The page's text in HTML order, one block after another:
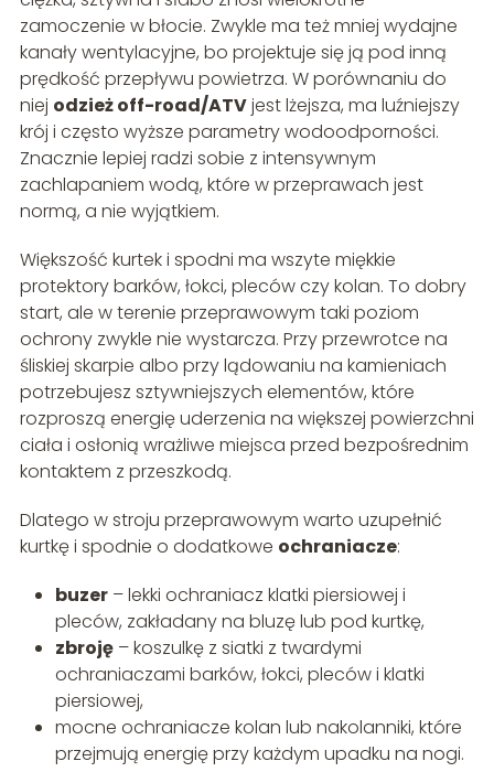
zamoczenie w błocie. Zwykle ma też mniej wydajne
kanały wentylacyjne, bo projektuje się ją pod inną
prędkość przepływu powietrza. W porównaniu do
niej odzież off-road/ATVjest lżejsza, ma luźniejszy
krój i często wyższe parametry wodoodporności.
Znacznie lepiej radzi sobie z intensywnym
zachlapaniem wodą, które w przeprawach jest
normą, a nie wyjątkiem.
Większość kurtek i spodni ma wszyte miękkie
protektory barków, łokci, pleców czy kolan. To dobry
start, ale w terenie przeprawowym taki poziom
ochrony zwykle nie wystarcza. Przy przewrotce na
śliskiej skarpie albo przy lądowaniu na kamieniach
potrzebujesz sztywniejszych elementów, które
rozproszą energię uderzenia na większej powierzchni
ciała i osłonią wrażliwe miejsca przed bezpośrednim
kontaktem z przeszkodą.
Dlatego w stroju przeprawowym warto uzupełnić
kurtkę i spodnie o dodatkowe ochraniacze:
buzer– lekki ochraniacz klatki piersiowej i
pleców, zakładany na bluzę lub pod kurtkę,
zbroję– koszulkę z siatki z twardymi
ochraniaczami barków, łokci, pleców i klatki
piersiowej,
mocne ochraniacze kolan lub nakolanniki, które
przejmują energię przy każdym upadku na nogi.